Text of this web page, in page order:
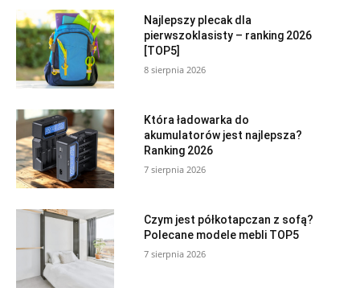
Najlepszy plecak dla
pierwszoklasisty – ranking 2026
[TOP5]
8 sierpnia 2026
Która ładowarka do
akumulatorów jest najlepsza?
Ranking 2026
7 sierpnia 2026
Czym jest półkotapczan z sofą?
Polecane modele mebli TOP5
7 sierpnia 2026